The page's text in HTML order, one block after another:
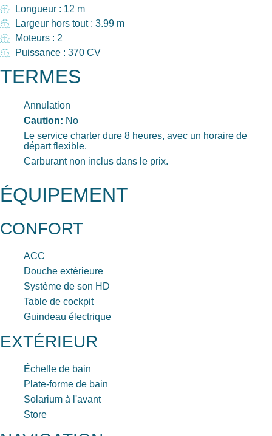
Longueur : 12 m
Largeur hors tout : 3.99 m
Moteurs : 2
Puissance : 370 CV
TERMES
Annulation
Caution: No
Le service charter dure 8 heures, avec un horaire de
départ flexible.
Carburant non inclus dans le prix.
ÉQUIPEMENT
CONFORT
ACC
Douche extérieure
Système de son HD
Table de cockpit
Guindeau électrique
EXTÉRIEUR
Échelle de bain
Plate-forme de bain
Solarium à l'avant
Store